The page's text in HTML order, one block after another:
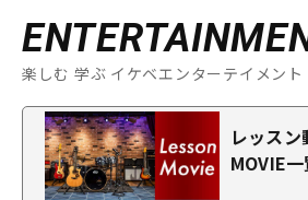
楽しむ 学ぶ イケベエンターテイメント
レッス
MOVIE